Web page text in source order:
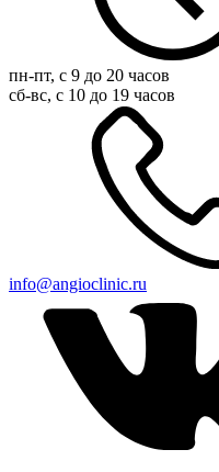
пн-пт, с 9 до 20 часов
сб-вс, с 10 до 19 часов
info@angioclinic.ru